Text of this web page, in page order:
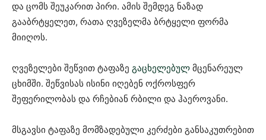
და ცომს შეუკარით პირი. ამის შემდეგ ნაზად
გააბრტყელეთ, რათა ღვეზელმა ბრტყელი ფორმა
მიიღოს.
ღვეზელები შეწვით ტაფაზე გაცხელებულ მცენარეულ
ცხიმში. შეწვისას ისინი იღებენ ოქროსფერ
შეფერილობას და რჩებიან რბილი და ჰაეროვანი.
მსგავსი ტაფაზე მომზადებული კერძები განსაკუთრებით